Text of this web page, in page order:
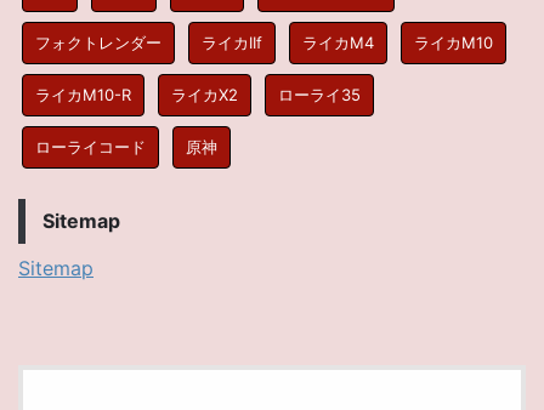
フォクトレンダー ライカIIf ライカM4 ライカM10
ライカM10-R ライカX2 ローライ35
ローライコード 原神
Sitemap
Sitemap